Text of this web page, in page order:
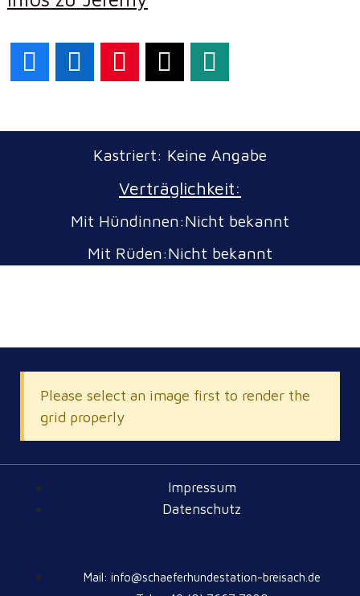
Kastriert: Keine Angabe
Verträglichkeit:
Mit Hündinnen:Nicht bekannt
Mit Rüden:Nicht bekannt
Please select an image first to render the
grid properly
Impressum
Datenschutz
Mail: info@schaeferhundestation-breisach.de